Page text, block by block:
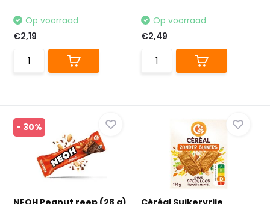
Op voorraad
€2,19
Op voorraad
€2,49
- 30%